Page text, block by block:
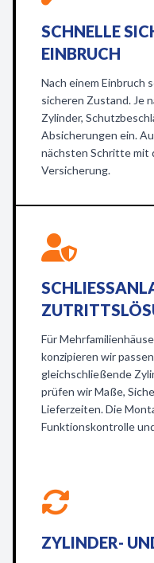
SCHNELLE
EINBRUCH
Nach einem Einbruch
sicheren Zustand. Je
Zylinder,
Absicherungen ein.
nächsten Schritte mit
Versicherung.
Für
konzipieren wir
gleichschließende
prüfen wir Maße,
Lieferzeiten. Die
Funktionskontrolle
ZYLINDER-